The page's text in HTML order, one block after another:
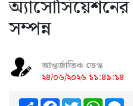
অ্যাসোসিয়েশনের
সম্পন্ন
আন্তর্জাতিক ডেস্ক
২৪/০৬/২০২৬ ১১:৪৯:১৪
ShareFacebook
Twitter